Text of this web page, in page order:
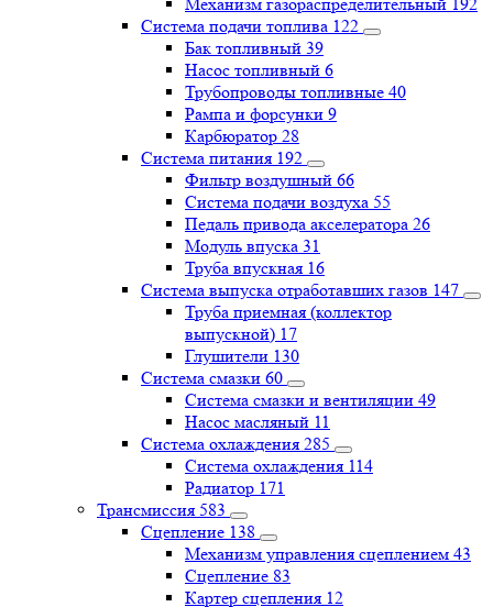
Система подачи топлива 122
Бак топливный 39
Насос топливный 6
Трубопроводы топливные 40
Рампа и форсунки 9
Карбюратор 28
Система питания 192
Фильтр воздушный 66
Система подачи воздуха 55
Педаль привода акселератора 26
Модуль впуска 31
Труба впускная 16
Система выпуска отработавших газов 147
Труба приемная (коллектор
выпускной) 17
Глушители 130
Система смазки 60
Система смазки и вентиляции 49
Насос масляный 11
Система охлаждения 285
Система охлаждения 114
Радиатор 171
Трансмиссия 583
Сцепление 138
Механизм управления сцеплением 43
Сцепление 83
Картер сцепления 12